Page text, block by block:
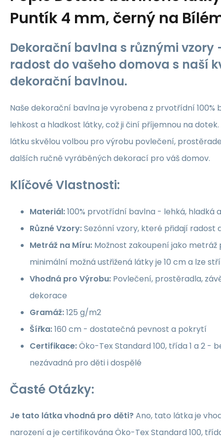
Puntík 4 mm, černý na
Dekorační bavlna s různými vzory
radost do vašeho domova s naší
dekorační bavlnou.
Naše dekorační bavlna je vyrobena z prvotřídní 100%
lehkost a hladkost látky, což ji činí příjemnou na
látku skvělou volbou pro výrobu povlečení,
dalších ručně vyráběných dekorací pro váš domov.
Klíčové Vlastnosti:
Materiál:100% prvotřídní bavlna - lehká, hladká
Různé Vzory:Sezónní vzory, které přidají radost
Metráž na Míru: Možnost zakoupení jako
minimální možná ustřižená látky je 10 cm a lze
Vhodná pro Výrobu: Povlečení, prostěradla,
dekorace
Gramáž:125 g/m2
Šířka:160 cm - dostatečná pevnost a pokrytí
Certifikace:Öko-Tex Standard 100, třída 1 a 2 -
nezávadná pro děti i dospělé
Časté Otázky:
Je tato látka vhodná pro děti?Ano, tato látka je
narození a je certifikována Öko-Tex Standard 100,